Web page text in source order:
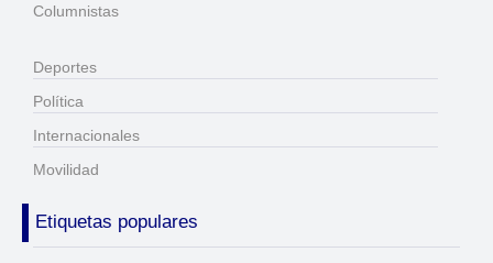
Columnistas
Deportes
Política
Internacionales
Movilidad
Etiquetas populares